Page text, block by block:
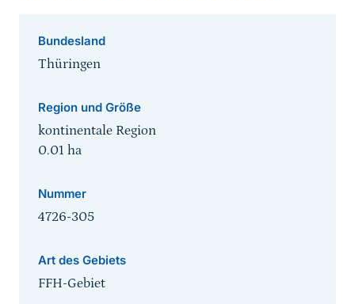
Bundesland
Thüringen
Region und Größe
kontinentale Region
0.01 ha
Nummer
4726-305
Art des Gebiets
FFH-Gebiet